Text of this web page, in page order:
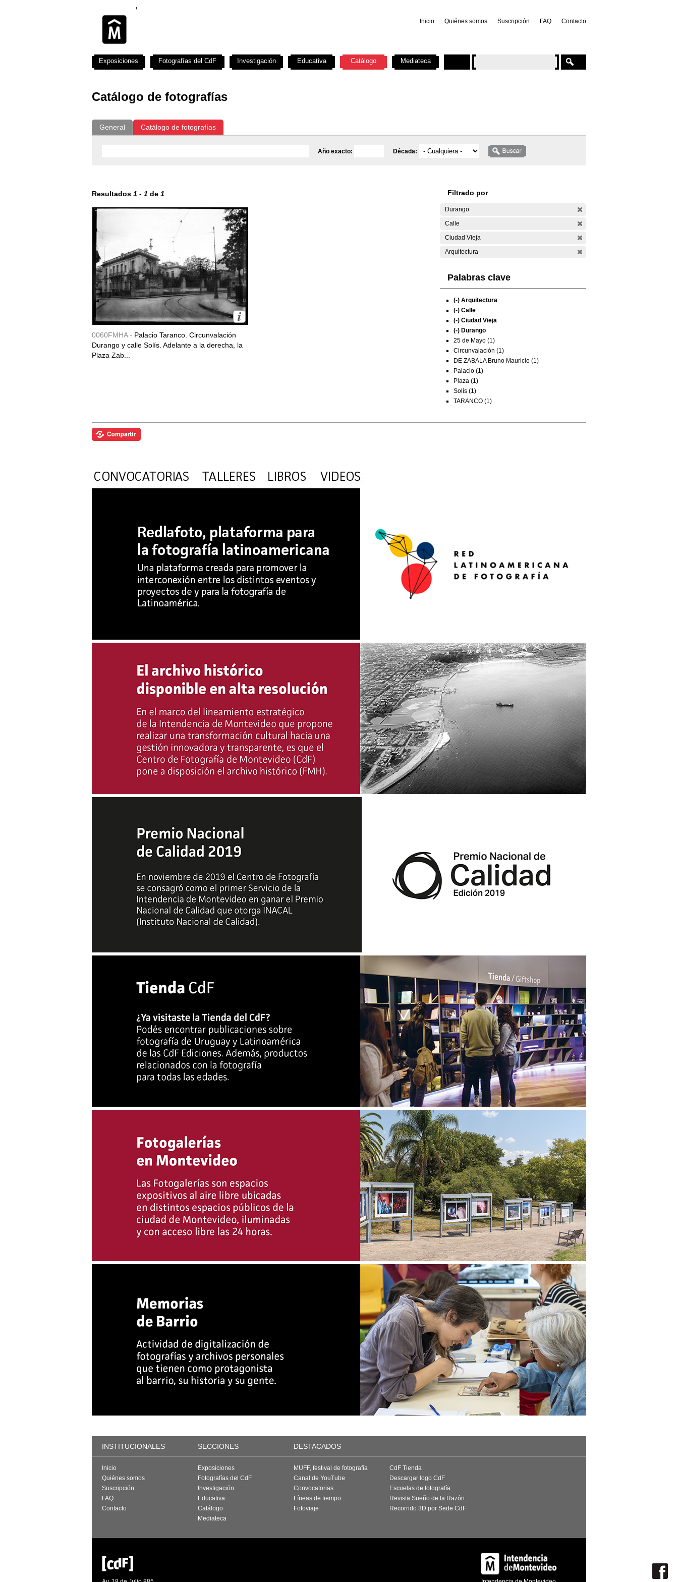
Inicio Quiénes somos Suscripción FAQ Contacto
Catálogo de fotografías
General Catálogo de fotografías
Año exacto: Década:
Resultados 1 - 1 de 1
0060FMHA - Palacio Taranco. Circunvalación
Durango y calle Solís. Adelante a la derecha, la
Plaza Zab...
Filtrado por
Durango
Calle
Ciudad Vieja
Arquitectura
Palabras clave
(-) Arquitectura
(-) Calle
(-) Ciudad Vieja
(-) Durango
25 de Mayo (1)
Circunvalación (1)
DE ZABALA Bruno Mauricio (1)
Palacio (1)
Plaza (1)
Solís (1)
TARANCO (1)
Exposiciones Fotografías del CdF Investigación Educativa Catálogo Mediateca
INSTITUCIONALES SECCIONES DESTACADOS
Inicio
Quiénes somos
Suscripción
FAQ
Contacto
Exposiciones
Fotografías del CdF
Investigación
Educativa
Catálogo
Mediateca
MUFF, festival de fotografía
Canal de YouTube
Convocatorias
Líneas de tiempo
Fotoviaje
CdF Tienda
Descargar logo CdF
Escuelas de fotografía
Revista Sueño de la Razón
Recorrido 3D por Sede CdF